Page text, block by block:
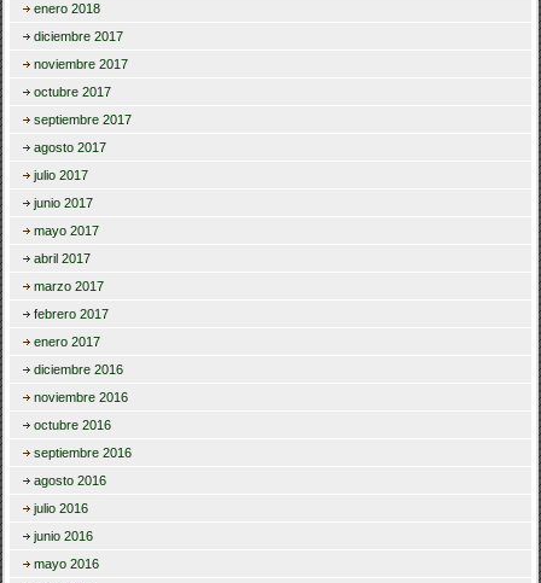
enero 2018
diciembre 2017
noviembre 2017
octubre 2017
septiembre 2017
agosto 2017
julio 2017
junio 2017
mayo 2017
abril 2017
marzo 2017
febrero 2017
enero 2017
diciembre 2016
noviembre 2016
octubre 2016
septiembre 2016
agosto 2016
julio 2016
junio 2016
mayo 2016